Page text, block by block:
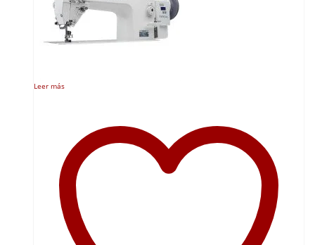
Leer más